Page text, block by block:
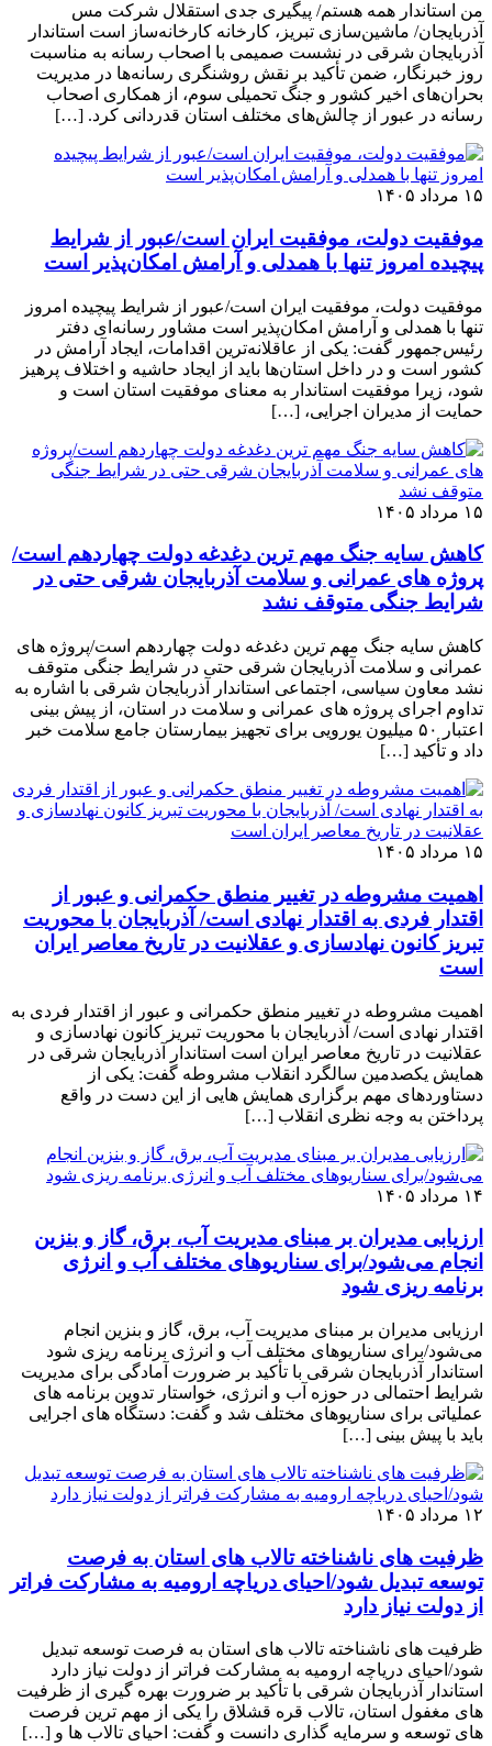
من استاندار همه هستم/ پیگیری جدی استقلال شرکت مس
آذربایجان/ ماشین‌سازی تبریز، کارخانه کارخانه‌ساز است استاندار
آذربایجان شرقی در نشست صمیمی با اصحاب رسانه به مناسبت
روز خبرنگار، ضمن تأکید بر نقش روشنگری رسانه‌ها در مدیریت
بحران‌های اخیر کشور و جنگ تحمیلی سوم، از همکاری اصحاب
رسانه در عبور از چالش‌های مختلف استان قدردانی کرد. […]
۱۵ مرداد ۱۴۰۵
موفقیت دولت، موفقیت ایران است/عبور از شرایط
پیچیده امروز تنها با همدلی و آرامش امکان‌پذیر است
موفقیت دولت، موفقیت ایران است/عبور از شرایط پیچیده امروز
تنها با همدلی و آرامش امکان‌پذیر است مشاور رسانه‌ای دفتر
رئیس‌جمهور گفت: یکی از عاقلانه‌ترین اقدامات، ایجاد آرامش در
کشور است و در داخل استان‌ها باید از ایجاد حاشیه و اختلاف پرهیز
شود، زیرا موفقیت استاندار به معنای موفقیت استان است و
حمایت از مدیران اجرایی، […]
۱۵ مرداد ۱۴۰۵
کاهش سایه جنگ مهم ‌ترین دغدغه دولت چهاردهم است/
پروژه ‌های عمرانی و سلامت آذربایجان شرقی حتی در
شرایط جنگی متوقف نشد
کاهش سایه جنگ مهم ‌ترین دغدغه دولت چهاردهم است/پروژه ‌های
عمرانی و سلامت آذربایجان شرقی حتی در شرایط جنگی متوقف
نشد معاون سیاسی، اجتماعی استاندار آذربایجان شرقی با اشاره به
تداوم اجرای پروژه ‌های عمرانی و سلامت در استان، از پیش ‌بینی
اعتبار ۵۰ میلیون یورویی برای تجهیز بیمارستان جامع سلامت خبر
داد و تأکید […]
۱۵ مرداد ۱۴۰۵
اهمیت مشروطه در تغییر منطق حکمرانی و عبور از
اقتدار فردی به اقتدار نهادی است/ آذربایجان با محوریت
تبریز کانون نهادسازی و عقلانیت در تاریخ معاصر ایران
است
اهمیت مشروطه در تغییر منطق حکمرانی و عبور از اقتدار فردی به
اقتدار نهادی است/ آذربایجان با محوریت تبریز کانون نهادسازی و
عقلانیت در تاریخ معاصر ایران است استاندار آذربایجان شرقی در
همایش یکصدمین سالگرد انقلاب مشروطه گفت: یکی از
دستاوردهای مهم برگزاری همایش هایی از این دست در واقع
پرداختن به وجه نظری انقلاب […]
۱۴ مرداد ۱۴۰۵
ارزیابی مدیران بر مبنای مدیریت آب، برق، گاز و بنزین
انجام می‌شود/برای سناریوهای مختلف آب و انرژی
برنامه ‌ریزی شود
ارزیابی مدیران بر مبنای مدیریت آب، برق، گاز و بنزین انجام
می‌شود/برای سناریوهای مختلف آب و انرژی برنامه ‌ریزی شود
استاندار آذربایجان شرقی با تأکید بر ضرورت آمادگی برای مدیریت
شرایط احتمالی در حوزه آب و انرژی، خواستار تدوین برنامه ‌های
عملیاتی برای سناریوهای مختلف شد و گفت: دستگاه ‌های اجرایی
باید با پیش‌ بینی […]
۱۲ مرداد ۱۴۰۵
ظرفیت‌ های ناشناخته تالاب‌ های استان به فرصت
توسعه تبدیل شود/احیای دریاچه ارومیه به مشارکت فراتر
از دولت نیاز دارد
ظرفیت‌ های ناشناخته تالاب‌ های استان به فرصت توسعه تبدیل
شود/احیای دریاچه ارومیه به مشارکت فراتر از دولت نیاز دارد
استاندار آذربایجان شرقی با تأکید بر ضرورت بهره‌ گیری از ظرفیت‌
های مغفول استان، تالاب قره ‌قشلاق را یکی از مهم‌ ترین فرصت‌
های توسعه و سرمایه ‌گذاری دانست و گفت: احیای تالاب‌ ها و […]